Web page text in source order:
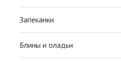
Запеканки
Блины и оладьи